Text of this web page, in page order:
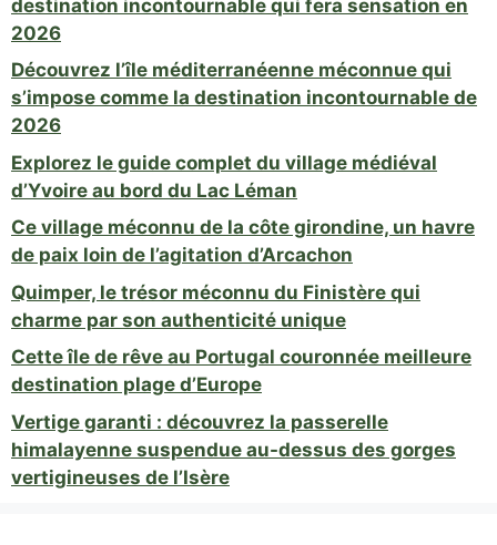
destination incontournable qui fera sensation en
2026
Découvrez l’île méditerranéenne méconnue qui
s’impose comme la destination incontournable de
2026
Explorez le guide complet du village médiéval
d’Yvoire au bord du Lac Léman
Ce village méconnu de la côte girondine, un havre
de paix loin de l’agitation d’Arcachon
Quimper, le trésor méconnu du Finistère qui
charme par son authenticité unique
Cette île de rêve au Portugal couronnée meilleure
destination plage d’Europe
Vertige garanti : découvrez la passerelle
himalayenne suspendue au-dessus des gorges
vertigineuses de l’Isère